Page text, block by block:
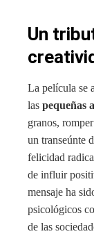
Un
La película se
las pequeñas
granos,
un transeúnte
felicidad
de influir
mensaje ha
psicológicos
de las